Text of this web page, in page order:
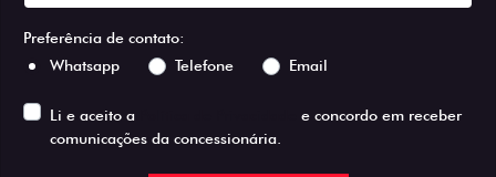
Preferência de contato:
Whatsapp
Telefone Email
Li e aceito a
e concordo em receber
comunicações da concessionária.